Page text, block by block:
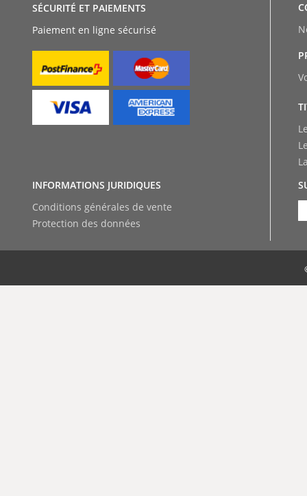
Protection des données
Conditions générales de vente
INFORMATIONS JURIDIQUES
Paiement en ligne sécurisé
SÉCURITÉ ET PAIEMENTS